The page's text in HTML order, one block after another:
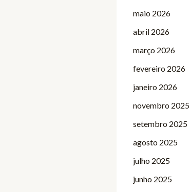
maio 2026
abril 2026
março 2026
fevereiro 2026
janeiro 2026
novembro 2025
setembro 2025
agosto 2025
julho 2025
junho 2025